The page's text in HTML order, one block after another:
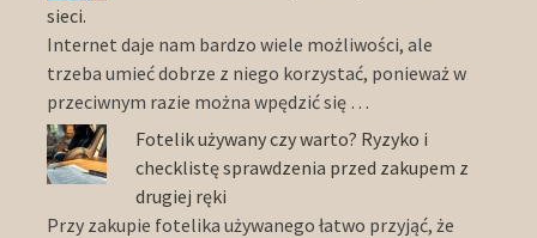
sieci.
Internet daje nam bardzo wiele możliwości, ale
trzeba umieć dobrze z niego korzystać, ponieważ w
przeciwnym razie można wpędzić się …
Fotelik używany czy warto? Ryzyko i
checklistę sprawdzenia przed zakupem z
drugiej ręki
Przy zakupie fotelika używanego łatwo przyjąć, że